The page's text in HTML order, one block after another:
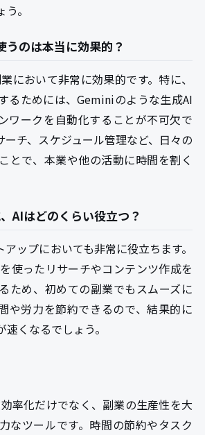
。
のは本当に効果的？
において非常に効果的です。特に、
るためには、Geminiのような生成AI
ワークを自動化することが不可欠で
ーチ、スケジュール管理など、日々の
とで、本業や他の活動に時間を割く
AIはどのくらい役立つ？
ップにおいても非常に役立ちます。
使ったリサーチやコンテンツ作成を
ため、初めての副業でもスムーズに
や労力を節約できるので、結果的に
くなるでしょう。
率化だけでなく、副業の生産性を大
なツールです。時間の節約やタスク